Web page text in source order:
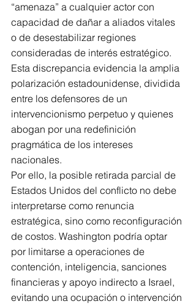
“amenaza” a cualquier actor con
capacidad de dañar a aliados vitales
o de desestabilizar regiones
consideradas de interés estratégico.
Esta discrepancia evidencia la amplia
polarización estadounidense, dividida
entre los defensores de un
intervencionismo perpetuo y quienes
abogan por una redefinición
pragmática de los intereses
nacionales.
Por ello, la posible retirada parcial de
Estados Unidos del conflicto no debe
interpretarse como renuncia
estratégica, sino como reconfiguración
de costos. Washington podría optar
por limitarse a operaciones de
contención, inteligencia, sanciones
financieras y apoyo indirecto a Israel,
evitando una ocupación o intervención